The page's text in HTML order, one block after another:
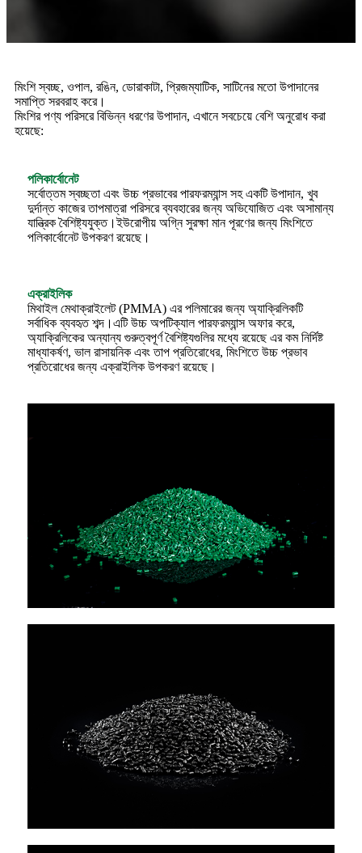
মিংশি স্বচ্ছ, ওপাল, রঙিন, ডোরাকাটা, প্রিজম্যাটিক, সাটিনের মতো উপাদানের
সমাপ্তি সরবরাহ করে।
মিংশির পণ্য পরিসরে বিভিন্ন ধরণের উপাদান, এখানে সবচেয়ে বেশি অনুরোধ করা
হয়েছে:
পলিকার্বোনেট
সর্বোত্তম স্বচ্ছতা এবং উচ্চ প্রভাবের পারফরম্যান্স সহ একটি উপাদান, খুব
দুর্দান্ত কাজের তাপমাত্রা পরিসরে ব্যবহারের জন্য অভিযোজিত এবং অসামান্য
যান্ত্রিক বৈশিষ্ট্যযুক্ত।ইউরোপীয় অগ্নি সুরক্ষা মান পূরণের জন্য মিংশিতে
পলিকার্বোনেট উপকরণ রয়েছে।
এক্রাইলিক
মিথাইল মেথাক্রাইলেট (PMMA) এর পলিমারের জন্য অ্যাক্রিলিকটি
সর্বাধিক ব্যবহৃত শব্দ।এটি উচ্চ অপটিক্যাল পারফরম্যান্স অফার করে,
অ্যাক্রিলিকের অন্যান্য গুরুত্বপূর্ণ বৈশিষ্ট্যগুলির মধ্যে রয়েছে এর কম নির্দিষ্ট
মাধ্যাকর্ষণ, ভাল রাসায়নিক এবং তাপ প্রতিরোধের, মিংশিতে উচ্চ প্রভাব
প্রতিরোধের জন্য এক্রাইলিক উপকরণ রয়েছে।